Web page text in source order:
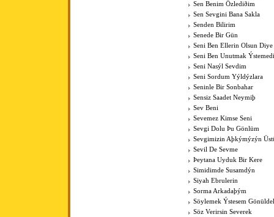
Sen Benim Özlediðim
Sen Sevgini Bana Sakla
Senden Bilirim
Senede Bir Gün
Seni Ben Ellerin Olsun
Seni Ben Unutmak
Seni Nasýl Sevdim
Seni Sordum Yýldýzlara
Seninle Bir Sonbahar
Sensiz Saadet Neymiþ
Sev Beni
Sevemez Kimse Seni
Sevgi Dolu Þu Gönlüm
Sevgimizin Aþkýmýzýn
Sevil De Sevme
Þeytana Uyduk Bir Kere
Simidimde Susamdýn
Siyah Ebrulerin
Sorma Arkadaþým
Söylemek Ýstesem
Söz Verirsin Severek